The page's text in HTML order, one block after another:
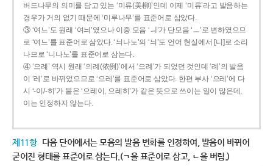
버드나무의 의미를 담고 있는 ‘미류(美柳)’인데 이제 ‘미류’라고 발음하는
경우가 거의 없기 때문에 ‘미루나무’를 표준어로 삼았다.
③ ‘여느’도 원래 ‘여늬’였으나 이중 모음 ‘ㅢ’가 단모음 ‘ㅡ’로 변하였으므
로 ‘여느’를 표준어로 삼았다. ‘늬나노’의 ‘늬’도 언어 현실에서 [니]로 소리
나므로 ‘니나노’를 표준어로 삼는다.
④ ‘으례’ 역시 원래 ‘의례(依例)’에서 ‘으례’가 되었던 것인데 ‘례’의 발음
이 ‘레’로 바뀌었으므로 ‘으레’를 표준어로 삼았다. 한편 부사 ‘으레’에 다
시 ‘-이/-히’가 붙은 ‘으레이, 으레히’가 같은 뜻으로 쓰이는 일이 많은데,
이는 인정하지 않는다.
제11항 다음 단어에서는 모음의 발음 변화를 인정하여, 발음이 바뀌어
굳어진 형태를 표준어로 삼는다.(ㄱ을 표준어로 삼고, ㄴ을 버림.)